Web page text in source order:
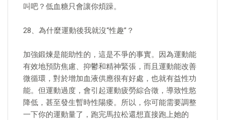
叫吧？低血糖只會讓你煩躁。
28、為什麼運動後我就沒“性趣”？
加強鍛煉是能助性的，這是不爭的事實。因為運動能
有效地預防焦慮、抑鬱和精神緊張，而且運動能改善
微循環，對於增加血液供應很有好處，也就有益性功
能。但運動過度，會引起運動疲勞綜合徵，導致性慾
降低，甚至發生暫時性陽痿。所以，你可能需要調整
一下你的運動量了，跑完馬拉松還想直接跑上她的